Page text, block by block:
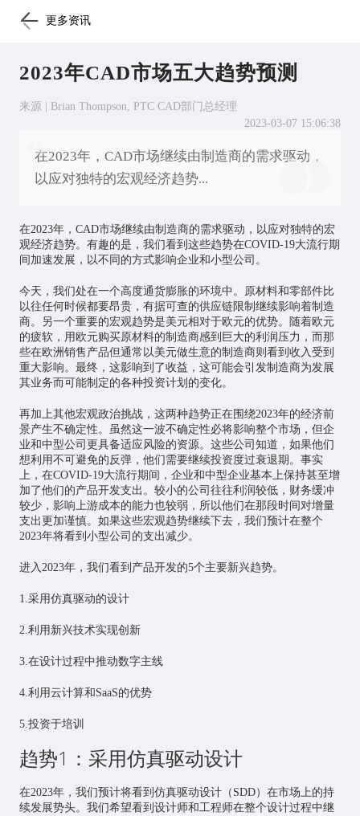
更多资讯
2023年CAD市场五大趋势预测
来源 | Brian Thompson, PTC CAD部门总经理
2023-03-07 15:06:38
在2023年，CAD市场继续由制造商的需求驱动，
以应对独特的宏观经济趋势...
在2023年，CAD市场继续由制造商的需求驱动，以应对独特的宏
观经济趋势。有趣的是，我们看到这些趋势在COVID-19大流行期
间加速发展，以不同的方式影响企业和小型公司。
今天，我们处在一个高度通货膨胀的环境中。原材料和零部件比
以往任何时候都要昂贵，有据可查的供应链限制继续影响着制造
商。另一个重要的宏观趋势是美元相对于欧元的优势。随着欧元
的疲软，用欧元购买原材料的制造商感到巨大的利润压力，而那
些在欧洲销售产品但通常以美元做生意的制造商则看到收入受到
重大影响。最终，这影响到了收益，这可能会引发制造商为发展
其业务而可能制定的各种投资计划的变化。
再加上其他宏观政治挑战，这两种趋势正在围绕2023年的经济前
景产生不确定性。虽然这一波不确定性必将影响整个市场，但企
业和中型公司更具备适应风险的资源。这些公司知道，如果他们
想利用不可避免的反弹，他们需要继续投资度过衰退期。事实
上，在COVID-19大流行期间，企业和中型企业基本上保持甚至增
加了他们的产品开发支出。较小的公司往往利润较低，财务缓冲
较少，影响上游成本的能力也较弱，所以他们在那段时间对增量
支出更加谨慎。如果这些宏观趋势继续下去，我们预计在整个
2023年将看到小型公司的支出减少。
进入2023年，我们看到产品开发的5个主要新兴趋势。
1.采用仿真驱动的设计
2.利用新兴技术实现创新
3.在设计过程中推动数字主线
4.利用云计算和SaaS的优势
5.投资于培训
趋势1：采用仿真驱动设计
在2023年，我们预计将看到仿真驱动设计（SDD）在市场上的持
续发展势头。我们希望看到设计师和工程师在整个设计过程中继